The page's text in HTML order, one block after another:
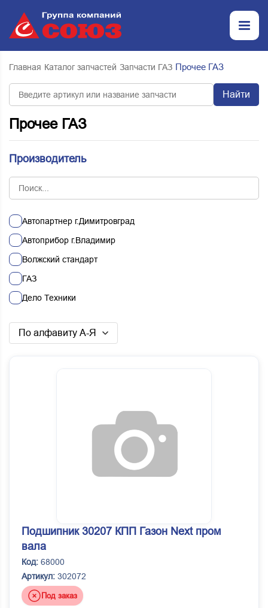
Главная Каталог запчастей Запчасти ГАЗ Прочее ГАЗ
Найти
Прочее ГАЗ
Производитель
Автопартнер г.Димитровград
Автоприбор г.Владимир
Волжский стандарт
ГАЗ
Дело Техники
Наб.Челны
По алфавиту А-Я
Подшипник 30207 КПП Газон Next пром
вала
Код: 68000
Артикул: 302072
Под заказ